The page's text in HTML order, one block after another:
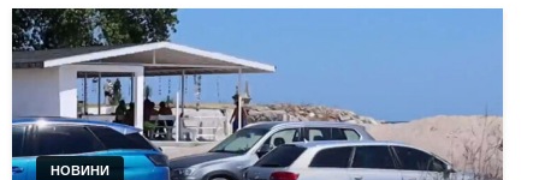
НОВИНИ